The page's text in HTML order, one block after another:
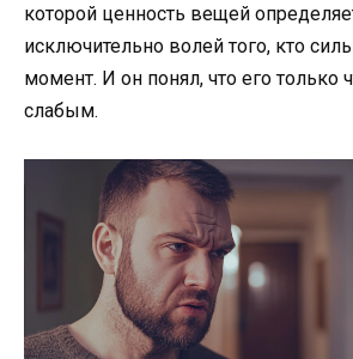
которой ценность вещей
исключительно волей того, кто
момент. И он понял, что его только
слабым.